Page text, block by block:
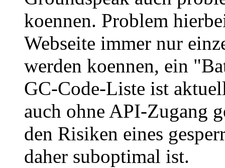
koennen. Problem
Webseite immer nur
werden koennen, ein
GC-Code-Liste ist
auch ohne API-Zugang
den Risiken eines
daher suboptimal ist.